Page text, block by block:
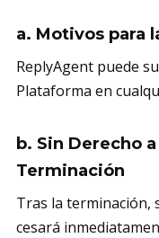
a. Motivos para
ReplyAgent puede
Plataforma en
b. Sin Derecho
Terminación
Tras la terminación,
cesará